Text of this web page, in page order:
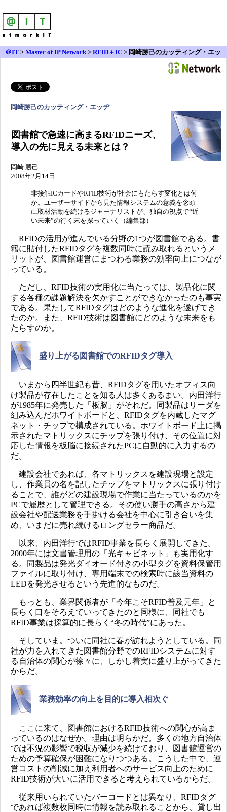
＠IT > Master of IP Network > RFID＋IC > 岡崎勝己のカッティング・エッ
岡崎勝己のカッティング・エッヂ
図書館で急速に高まるRFIDニーズ、
導入の先に見える未来とは？
岡崎 勝己
2008年2月14日
非接触ICカードやRFID技術が社会にもたらす変化とは何
か。ユーザーサイドから見た情報システムの意義を念頭
に取材活動を続けるジャーナリストが、独自の視点で“近
い未来”の行く末を探っていく（編集部）
RFIDの活用が進んでいる分野の1つが図書館である。書
籍に貼付したRFIDタグを複数同時に読み取れるというメ
リットが、図書館運営にまつわる業務の効率向上につなが
っている。
ただし、RFID技術の実用化に当たっては、製品化に関
する各種の課題解決を欠かすことができなかったのも事実
である。果たしてRFIDタグはどのような進化を遂げてき
たのか。また、RFID技術は図書館にどのような未来をも
たらすのか。
盛り上がる図書館でのRFIDタグ導入
いまから四半世紀も昔、RFIDタグを用いたオフィス向
け製品が存在したことを知る人は多くあるまい。内田洋行
が1985年に発売した「板脳」がそれだ。同製品はリーダを
組み込んだホワイトボードと、RFIDタグを内蔵したマグ
ネット・チップで構成されている。ホワイトボード上に掲
示されたマトリックスにチップを張り付け、その位置に対
応した情報を板脳に接続されたPCに自動的に入力するの
だ。
建設会社であれば、各マトリックスを建設現場と設定
し、作業員の名を記したチップをマトリックスに張り付け
ることで、誰がどの建設現場で作業に当たっているのかを
PCで履歴として管理できる。その使い勝手の高さから建
設会社や配送業務を手掛ける会社を中心に引き合いを集
め、いまだに売れ続けるロングセラー商品だ。
以来、内田洋行ではRFID事業を長らく展開してきた。
2000年には文書管理用の「光キャビネット」も実用化す
る。同製品は発光ダイオード付きの小型タグを資料保管用
ファイルに取り付け、専用端末での検索時に該当資料の
LEDを発光させるという先進的なものだ。
もっとも、業界関係者が「今年こそRFID普及元年」と
長らく口をそろえていってきたのと同様に、同社でも
RFID事業は採算的に長らく“冬の時代”にあった。
そしていま。ついに同社に春が訪れようとしている。同
社が力を入れてきた図書館分野でのRFIDシステムに対す
る自治体の関心が徐々に、しかし着実に盛り上がってきた
からだ。
業務効率の向上を目的に導入相次ぐ
ここに来て、図書館におけるRFID技術への関心が高ま
っているのはなぜか。理由は明らかだ。多くの地方自治体
では不況の影響で税収が減少を続けており、図書館運営の
ための予算確保が困難になりつつある。こうした中で、運
営コストの削減に加え利用者へのサービス向上のために
RFID技術が大いに活用できると考えられているからだ。
従来用いられていたバーコードとは異なり、RFIDタグ
であれば複数枚同時に情報を読み取れることから、貸し出